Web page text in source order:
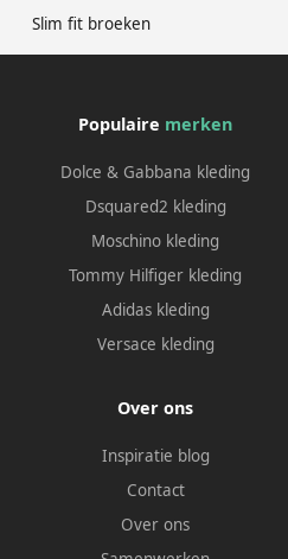
Slim fit broeken
Populaire merken
Dolce & Gabbana kleding
Dsquared2 kleding
Moschino kleding
Tommy Hilfiger kleding
Adidas kleding
Versace kleding
Over ons
Inspiratie blog
Contact
Over ons